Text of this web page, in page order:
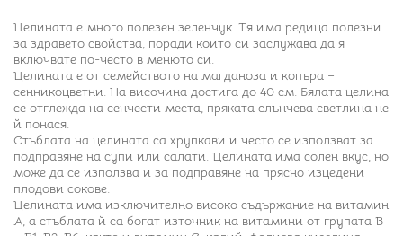
Целината е много полезен зеленчук. Тя има редица полезни
за здравето свойства, поради които си заслужава да я
включвате по-често в менюто си.
Целината е от семейството на магданоза и копъра –
сенникоцветни. На височина достига до 40 см. Бялата целина
се отглежда на сенчести места, пряката слънчева светлина не
й понася.
Стъблата на целината са хрупкави и често се използват за
подправяне на супи или салати. Целината има солен вкус, но
може да се използва и за подправяне на прясно изцедени
плодови сокове.
Целината има изключително високо съдържание на витамин
А, а стъблата й са богат източник на витамини от групата В